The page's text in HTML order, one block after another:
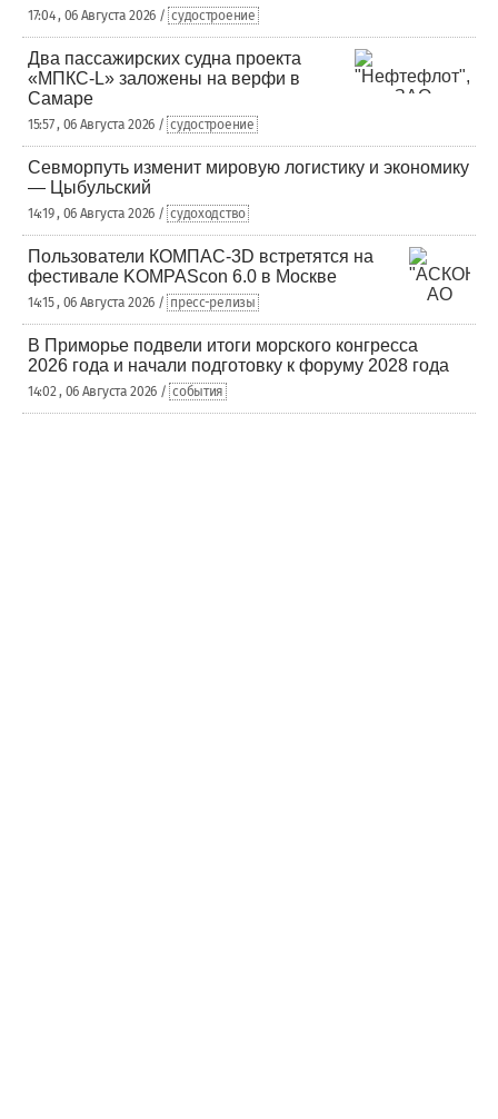
17:04 , 06 Августа 2026 / судостроение
Два пассажирских судна проекта
«МПКС-L» заложены на верфи в
Самаре
15:57 , 06 Августа 2026 / судостроение
Севморпуть изменит мировую логистику и экономику
— Цыбульский
14:19 , 06 Августа 2026 / судоходство
Пользователи КОМПАС-3D встретятся на
фестивале KOMPAScon 6.0 в Москве
14:15 , 06 Августа 2026 / пресс-релизы
В Приморье подвели итоги морского конгресса
2026 года и начали подготовку к форуму 2028 года
14:02 , 06 Августа 2026 / события